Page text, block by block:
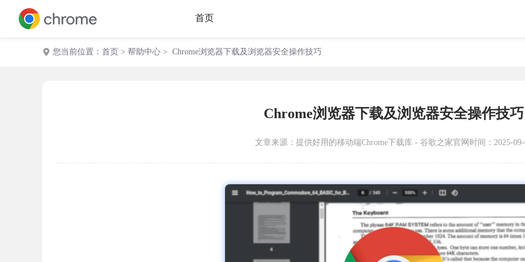
首页
您当前位置： 首页 > 帮助中心 > Chrome浏览器下载及浏览器安全操作技巧
Chrome浏览器下载及浏览器安全操作技巧
文章来源： 提供好用的移动端Chrome下载库 - 谷歌之家官网 时间：2025-